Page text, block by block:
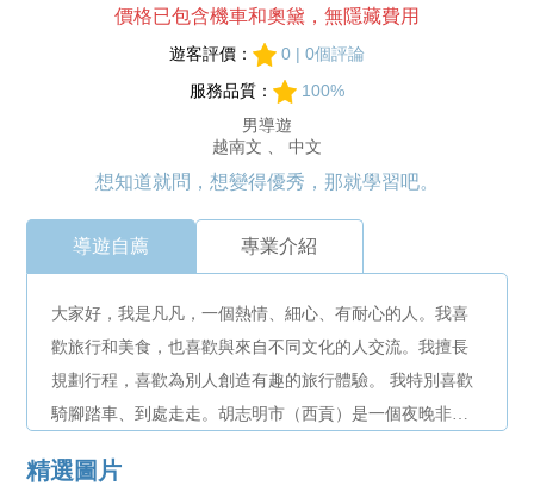
價格已包含機車和奧黛，無隱藏費用
遊客評價：
0 | 0個評論
服務品質：
100%
男導遊
越南文 、 中文
想知道就問，想變得優秀，那就學習吧。
導遊自薦 專業介紹
大家好，我是凡凡，一個熱情、細心、有耐心的人。我喜
歡旅行和美食，也喜歡與來自不同文化的人交流。我擅長
規劃行程，喜歡為別人創造有趣的旅行體驗。 我特別喜歡
騎腳踏車、到處走走。胡志明市（西貢）是一個夜晚非常
看。
精選圖片